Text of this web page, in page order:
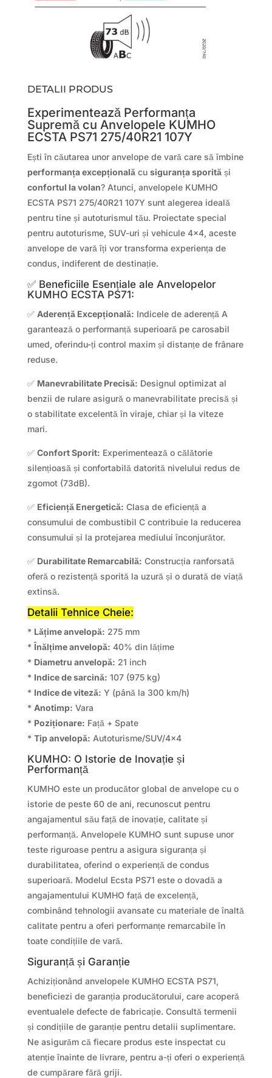
DETALII PRODUS
Experimentează Performanța
Supremă cu Anvelopele KUMHO
ECSTA PS71 275/40R21 107Y
Ești în căutarea unor anvelope de vară care să îmbine
performanța excepționalăcu siguranța sporităși
confortul la volan? Atunci, anvelopele KUMHO
ECSTA PS71 275/40R21 107Y sunt alegerea ideală
pentru tine și autoturismul tău. Proiectate special
pentru autoturisme, SUV-uri și vehicule 4×4, aceste
anvelope de vară îți vor transforma experiența de
condus, indiferent de destinație.
✅ Beneficiile Esențiale ale Anvelopelor
KUMHO ECSTA PS71:
✅ Aderență Excepțională: Indicele de aderență A
garantează o performanță superioară pe carosabil
umed, oferindu-ți control maxim și distanțe de frânare
reduse.
✅ Manevrabilitate Precisă: Designul optimizat al
benzii de rulare asigură o manevrabilitate precisă și
o stabilitate excelentă în viraje, chiar și la viteze
mari.
✅ Confort Sporit: Experimentează o călătorie
silențioasă și confortabilă datorită nivelului redus de
zgomot (73dB).
✅ Eficiență Energetică: Clasa de eficiență a
consumului de combustibil C contribuie la reducerea
consumului și la protejarea mediului înconjurător.
✅ Durabilitate Remarcabilă: Construcția ranforsată
oferă o rezistență sporită la uzură și o durată de viață
extinsă.
Detalii Tehnice Cheie:
* Lățime anvelopă: 275 mm
*Înălțime anvelopă: 40% din lățime
* Diametru anvelopă: 21 inch
* Indice de sarcină: 107 (975 kg)
* Indice de viteză: Y (până la 300 km/h)
* Anotimp: Vara
* Poziționare: Față + Spate
* Tip anvelopă: Autoturisme/SUV/4×4
KUMHO: O Istorie de Inovație și
Performanță
KUMHO este un producător global de anvelope cu o
istorie de peste 60 de ani, recunoscut pentru
angajamentul său față de inovație, calitate și
performanță. Anvelopele KUMHO sunt supuse unor
teste riguroase pentru a asigura siguranța și
durabilitatea, oferind o experiență de condus
superioară. Modelul Ecsta PS71 este o dovadă a
angajamentului KUMHO față de excelență,
combinând tehnologii avansate cu materiale de înaltă
calitate pentru a oferi performanțe remarcabile în
toate condițiile de vară.
Siguranță și Garanție
Achiziționând anvelopele KUMHO ECSTA PS71,
beneficiezi de garanția producătorului, care acoperă
eventualele defecte de fabricație. Consultă termenii
și condițiile de garanție pentru detalii suplimentare.
Ne asigurăm că fiecare produs este inspectat cu
atenție înainte de livrare, pentru a-ți oferi o experiență
de cumpărare fără griji.